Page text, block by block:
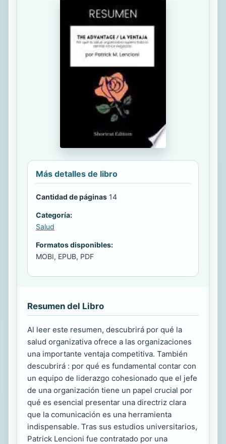
Más detalles de libro
Cantidad de páginas 14
Categoría:
Salud
Formatos disponibles:
MOBI, EPUB, PDF
Resumen del Libro
Al leer este resumen, descubrirá por qué la
salud organizativa ofrece a las organizaciones
una importante ventaja competitiva. También
descubrirá : por qué es fundamental contar con
un equipo de liderazgo cohesionado que el jefe
de una organización tiene un papel crucial por
qué es esencial presentar una directriz clara
que la comunicación es una herramienta
indispensable. Tras sus estudios universitarios,
Patrick Lencioni fue contratado por una